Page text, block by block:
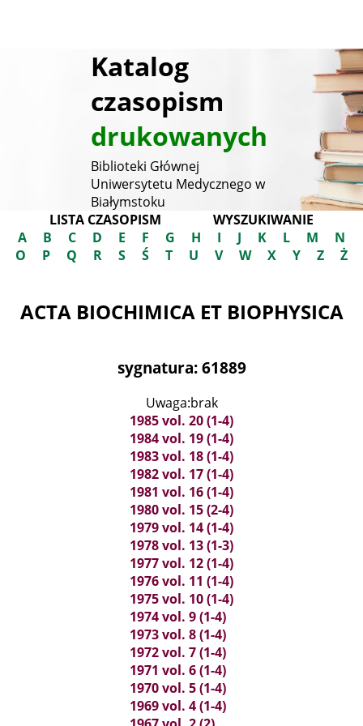
Katalog
czasopism
drukowanych
Biblioteki Głównej
Uniwersytetu Medycznego w
Białymstoku
LISTA CZASOPISM
WYSZUKIWANIE
A
B C D E F G H I J K L M
N
O
P Q R S Ś T U V W X Y Z Ż
ACTA BIOCHIMICA ET BIOPHYSICA
sygnatura: 61889
Uwaga:brak
1985 vol. 20 (1-4)
1984 vol. 19 (1-4)
1983 vol. 18 (1-4)
1982 vol. 17 (1-4)
1981 vol. 16 (1-4)
1980 vol. 15 (2-4)
1979 vol. 14 (1-4)
1978 vol. 13 (1-3)
1977 vol. 12 (1-4)
1976 vol. 11 (1-4)
1975 vol. 10 (1-4)
1974 vol. 9 (1-4)
1973 vol. 8 (1-4)
1972 vol. 7 (1-4)
1971 vol. 6 (1-4)
1970 vol. 5 (1-4)
1969 vol. 4 (1-4)